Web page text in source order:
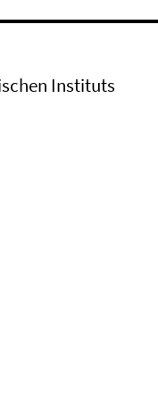
Instituts